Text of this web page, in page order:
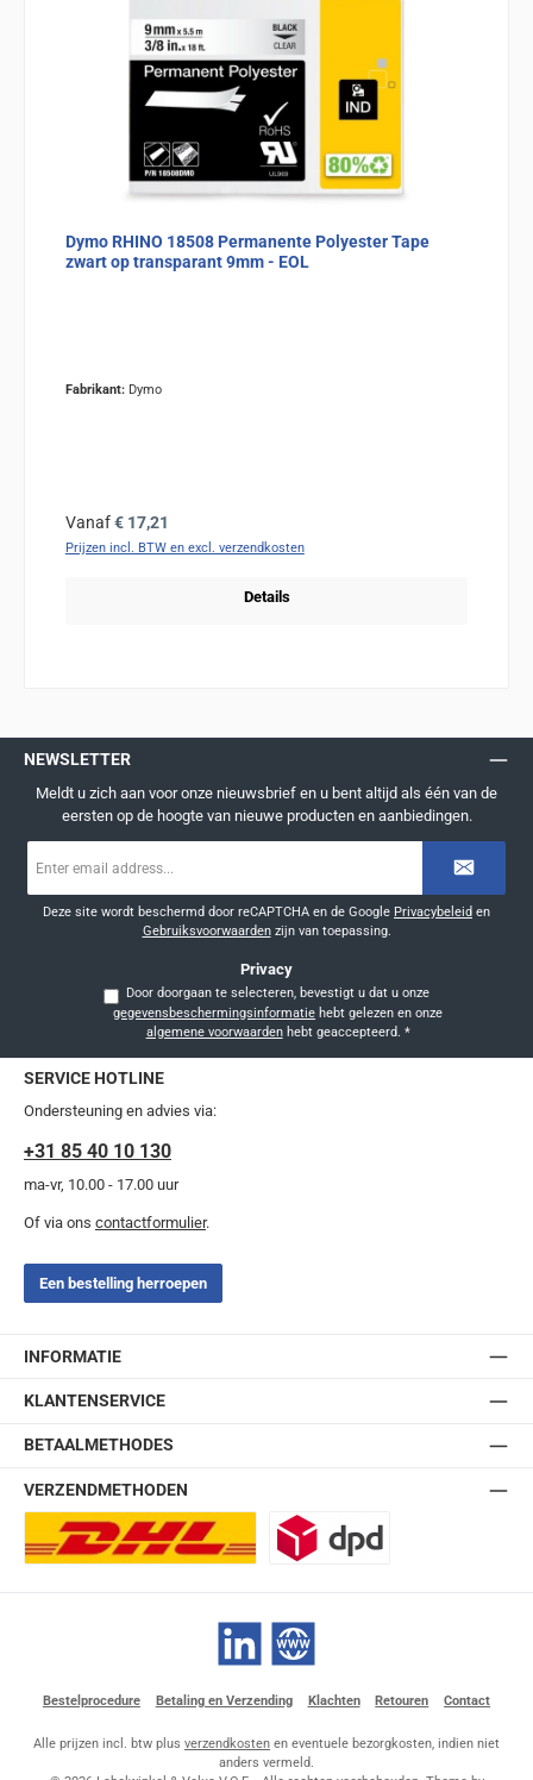
Dymo RHINO 18508 Permanente Polyester Tape
zwart op transparant 9mm - EOL
Fabrikant: Dymo
Normale prijs:
Vanaf€ 17,21
Prijzen incl. BTW en excl. verzendkosten
Details
NEWSLETTER
Meldt u zich aan voor onze nieuwsbrief en u bent altijd als één van de
eersten op de hoogte van nieuwe producten en aanbiedingen.
mailadres
Deze site wordt beschermd door reCAPTCHA en de Google Privacybeleid en
Gebruiksvoorwaardenzijn van toepassing.
Privacy
Door doorgaan te selecteren, bevestigt u dat u onze
gegevensbeschermingsinformatie
algemene voorwaardenhebt geaccepteerd. *
SERVICE HOTLINE
Ondersteuning en advies via:
+31 85 40 10 130
ma-vr, 10.00 - 17.00 uur
Of via ons contactformulier.
Een bestelling herroepen
INFORMATIE
KLANTENSERVICE
BETAALMETHODES
VERZENDMETHODEN
LinkedIn Website
Bestelprocedure Betaling en Verzending Klachten Retouren Contact
Alle prijzen incl. btw plus verzendkosten en eventuele bezorgkosten, indien niet
anders vermeld.